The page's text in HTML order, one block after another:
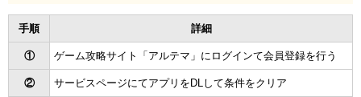
手順 詳細
① ゲーム攻略サイト「アルテマ」にログインて会員登録を行う
② サービスページにてアプリをDLして条件をクリア